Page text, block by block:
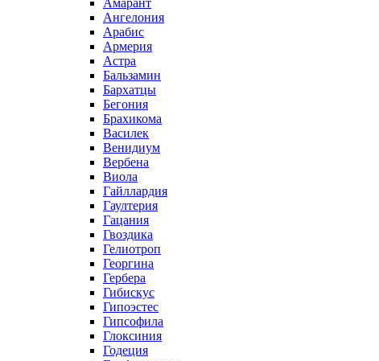
Амарант
Ангелония
Арабис
Армерия
Астра
Бальзамин
Бархатцы
Бегония
Брахикома
Василек
Венидиум
Вербена
Виола
Гайллардия
Гаултерия
Гацания
Гвоздика
Гелиотроп
Георгина
Гербера
Гибискус
Гипоэстес
Гипсофила
Глоксиния
Годеция